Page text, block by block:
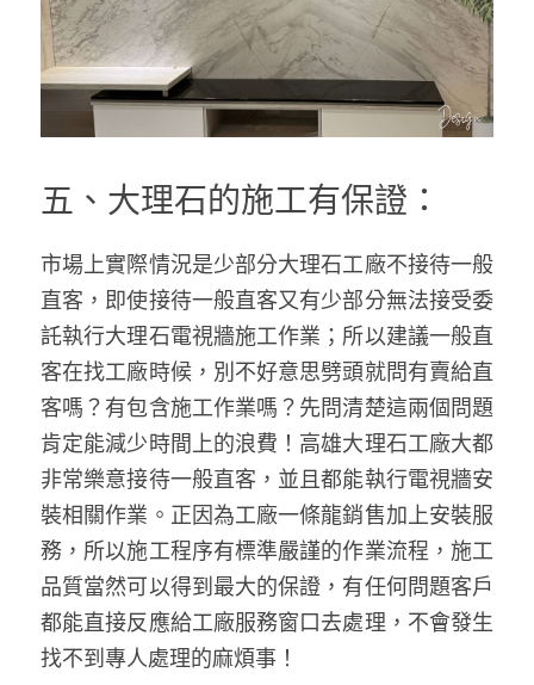
五、大理石的施工有保證：
市場上實際情況是少部分大理石工廠不接待一般
直客，即使接待一般直客又有少部分無法接受委
託執行大理石電視牆施工作業；所以建議一般直
客在找工廠時候，別不好意思劈頭就問有賣給直
客嗎？有包含施工作業嗎？先問清楚這兩個問題
肯定能減少時間上的浪費！高雄大理石工廠大都
非常樂意接待一般直客，並且都能執行電視牆安
裝相關作業。正因為工廠一條龍銷售加上安裝服
務，所以施工程序有標準嚴謹的作業流程，施工
品質當然可以得到最大的保證，有任何問題客戶
都能直接反應給工廠服務窗口去處理，不會發生
找不到專人處理的麻煩事！